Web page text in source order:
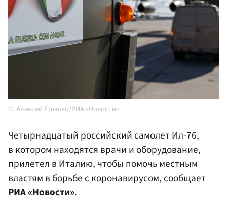
Алексей Ерешко/РИА «Новости»
Четырнадцатый российский самолет Ил-76,
в котором находятся врачи и оборудование,
прилетел в Италию, чтобы помочь местным
властям в борьбе с коронавирусом, сообщает
РИА «Новости».